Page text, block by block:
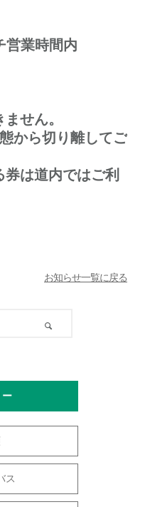
営業時間内
せん。
から切り離してご
は道内ではご利
お知らせ一覧に戻る
ー
ス